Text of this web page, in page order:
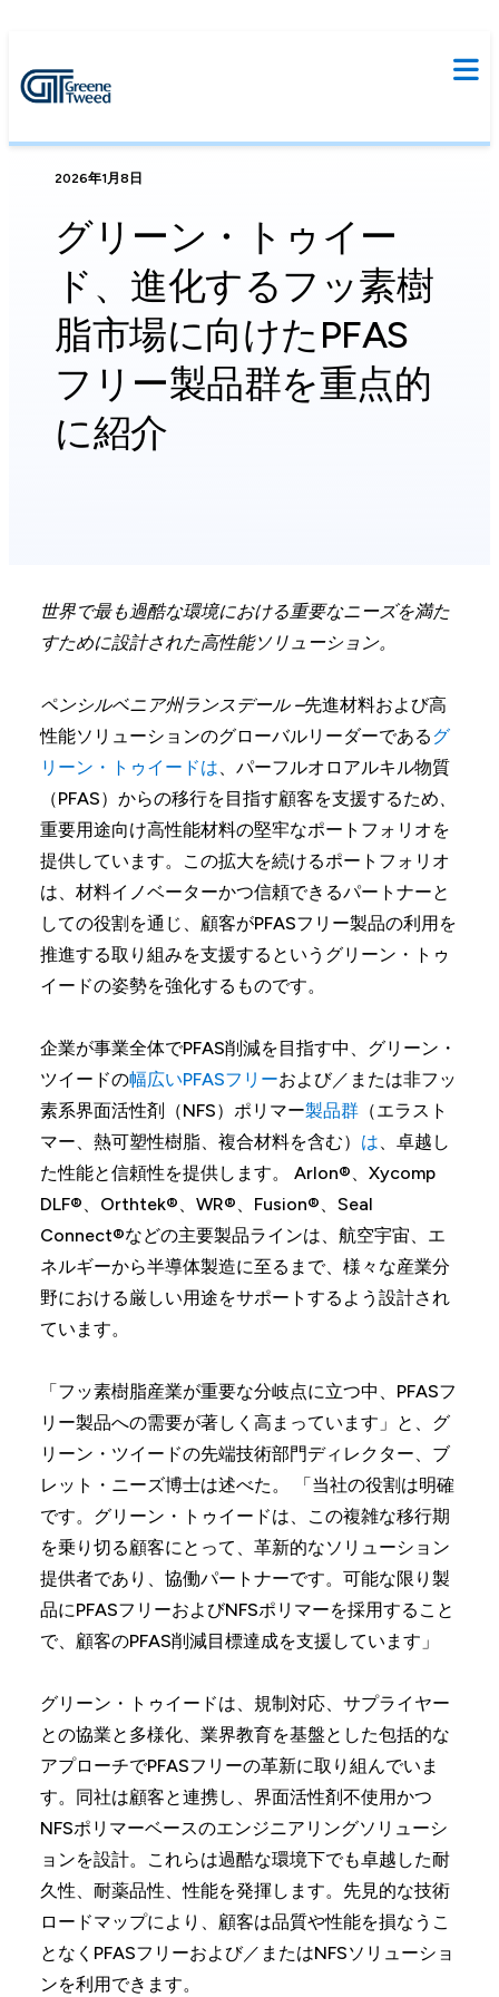
2026年1月8日
グリーン・トゥイー
ド、進化するフッ素樹
脂市場に向けたPFAS
フリー製品群を重点的
に紹介
世界で最も過酷な環境における重要なニーズを満た
すために設計された高性能ソリューション。
ペンシルベニア州ランスデール –先進材料および高
性能ソリューションのグローバルリーダーであるグ
リーン・トゥイードは 、パーフルオロアルキル物質
（PFAS）からの移行を目指す顧客を支援するため、
重要用途向け高性能材料の堅牢なポートフォリオを
提供しています。この拡大を続けるポートフォリオ
は、材料イノベーターかつ信頼できるパートナーと
しての役割を通じ、顧客がPFASフリー製品の利用を
推進する取り組みを支援するというグリーン・トゥ
イードの姿勢を強化するものです。
企業が事業全体でPFAS削減を目指す中、グリーン・
ツイードの幅広いPFASフリーおよび／または非フッ
素系界面活性剤（NFS）ポリマー製品群 （エラスト
マー、熱可塑性樹脂、複合材料を含む） は 、卓越し
た性能と信頼性を提供します。 Arlon®、Xycomp
DLF®、Orthtek®、WR®、Fusion®、Seal
Connect®などの主要製品ラインは、航空宇宙、エ
ネルギーから半導体製造に至るまで、様々な産業分
野における厳しい用途をサポートするよう設計され
ています。
「フッ素樹脂産業が重要な分岐点に立つ中、PFASフ
リー製品への需要が著しく高まっています」と、グ
リーン・ツイードの先端技術部門ディレクター、ブ
レット・ニーズ博士は述べた。 「当社の役割は明確
です。グリーン・トゥイードは、この複雑な移行期
を乗り切る顧客にとって、革新的なソリューション
提供者であり、協働パートナーです。可能な限り製
品にPFASフリーおよびNFSポリマーを採用すること
で、顧客のPFAS削減目標達成を支援しています」
グリーン・トゥイードは、規制対応、サプライヤー
との協業と多様化、業界教育を基盤とした包括的な
アプローチでPFASフリーの革新に取り組んでいま
す。同社は顧客と連携し、界面活性剤不使用かつ
NFSポリマーベースのエンジニアリングソリューシ
ョンを設計。これらは過酷な環境下でも卓越した耐
久性、耐薬品性、性能を発揮します。先見的な技術
ロードマップにより、顧客は品質や性能を損なうこ
となくPFASフリーおよび／またはNFSソリューショ
ンを利用できます。